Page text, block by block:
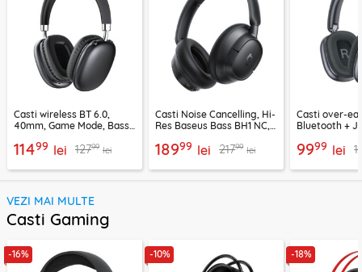
Casti wireless BT 6.0,
40mm, Game Mode, Bass
11499 lei 12799 lei
Casti Noise Cancelling, Hi-
Res Baseus Bass BH1 NC,
18999 lei 21799 lei
Casti over-
Bluetooth +
9999 lei
VEZI MAI MULTE
Casti Gaming
-16% -10% -18%